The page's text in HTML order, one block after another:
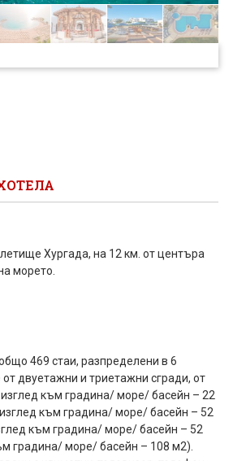
Хургада, на 12 км. от центъра
морето.
469 стаи, разпределени в 6
двуетажни и триетажни сгради, от
изглед към градина/ море/ басейн – 22
към градина/ море/ басейн – 52
към градина/ море/ басейн – 52
градина/ море/ басейн – 108 м2).